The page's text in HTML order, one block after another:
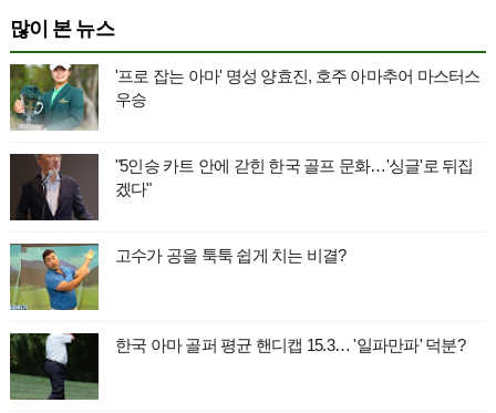
많이 본 뉴스
'프로 잡는 아마' 명성 양효진, 호주 아마추어 마스터스
우승
"5인승 카트 안에 갇힌 한국 골프 문화…'싱글'로 뒤집
겠다"
고수가 공을 툭툭 쉽게 치는 비결?
한국 아마 골퍼 평균 핸디캡 15.3… '일파만파' 덕분?